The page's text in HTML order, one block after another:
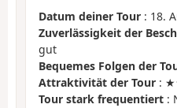
Datum deiner Tour : 18.
Zuverlässigkeit der
gut
Bequemes Folgen der
Attraktivität der Tour :
Tour stark frequentiert :